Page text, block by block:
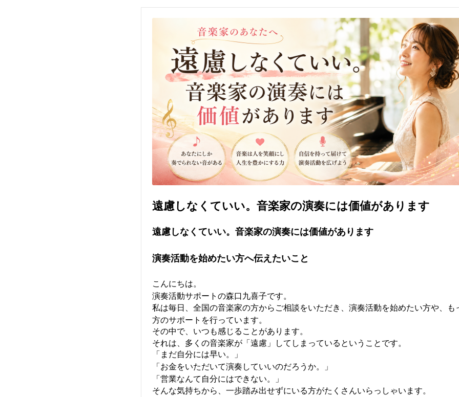
遠慮しなくていい。音楽家の演奏には価値があります
遠慮しなくていい。音楽家の演奏には価値があります
演奏活動を始めたい方へ伝えたいこと
こんにちは。
演奏活動サポートの森口九喜子です。
私は毎日、全国の音楽家の方からご相談をいただき、演奏活動を始めたい方や、
方のサポートを行っています。
その中で、いつも感じることがあります。
それは、多くの音楽家が「遠慮」してしまっているということです。
「まだ自分には早い。」
「お金をいただいて演奏していいのだろうか。」
「営業なんて自分にはできない。」
そんな気持ちから、一歩踏み出せずにいる方がたくさんいらっしゃいます。